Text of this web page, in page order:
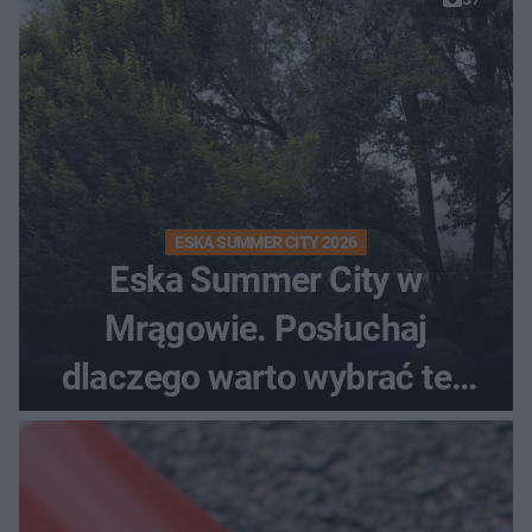
ESKA SUMMER CITY 2026
Eska Summer City w
Mrągowie. Posłuchaj
dlaczego warto wybrać ten
kierunek na urlop!